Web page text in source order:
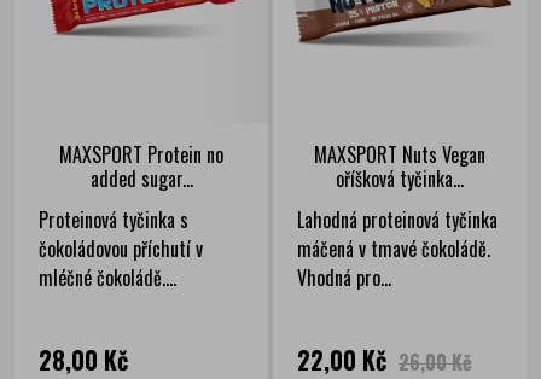
MAXSPORT Protein no
added sugar...
Proteinová tyčinka s
čokoládovou příchutí v
mléčné čokoládě....
Cena
28,00 Kč
MAXSPORT Nuts Vegan
oříšková tyčinka...
Lahodná proteinová tyčinka
máčená v tmavé čokoládě.
Vhodná pro...
Cena
22,00 Kč Běžná
26,00 Kč